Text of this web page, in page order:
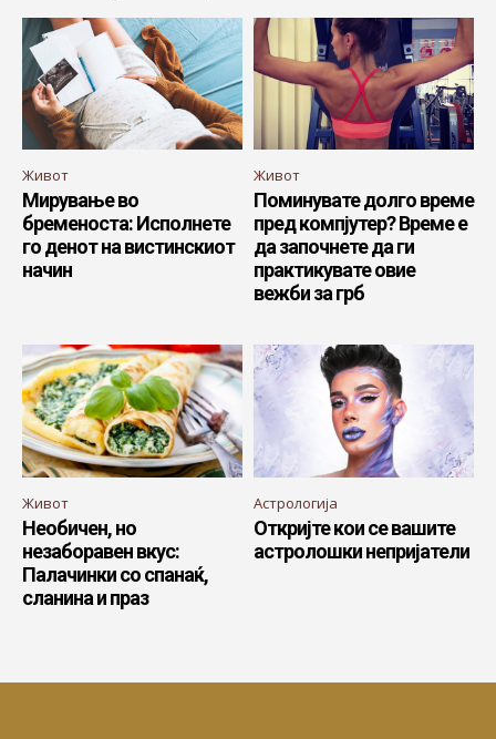
Живот
Мирување во
бременоста: Исполнете
го денот на вистинскиот
начин
Живот
Поминувате долго време
пред компјутер? Време е
да започнете да ги
практикувате овие
вежби за грб
Живот
Необичен, но
незаборавен вкус:
Палачинки со спанаќ,
сланина и праз
Астрологија
Откријте кои се вашите
астролошки непријатели